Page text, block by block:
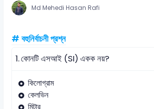
Md Mehedi Hasan Rafi
# বহুনির্বাচনী প্রশ্ন
1.কোনটি এসআই (SI) একক নয়?
কিলোগ্রাম
কেলভিন
মিটার